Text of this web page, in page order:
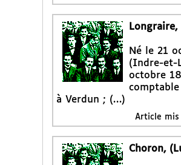
Longraire,
Né le 21
(Indre-et-
octobre
comptable
à Verdun ; (…)
Article mis
Choron,